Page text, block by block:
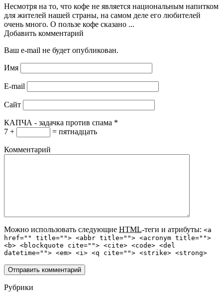
Несмотря на то, что кофе не является национальным напитком
для жителей нашей страны, на самом деле его любителей
очень много. О пользе кофе сказано ...
Добавить комментарий
Ваш e-mail не будет опубликован.
Имя
E-mail
Сайт
КАПЧА - задачка против спама *
7 +
= пятнадцать
Комментарий
Можно использовать следующие HTML-теги и атрибуты: <a
href="" title=""> <abbr title=""> <acronym title="">
<b> <blockquote cite=""> <cite> <code> <del
datetime=""> <em> <i> <q cite=""> <strike> <strong>
Рубрики